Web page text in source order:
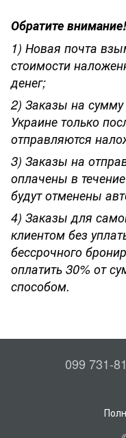
Обратите внимание!
1) Новая почта
стоимости
денег;
2) Заказы на
Украине только
отправляются
3) Заказы на
оплачены в
будут отменены
4) Заказы для
клиентом без
бессрочного
оплатить 30% от
способом.
099 731-